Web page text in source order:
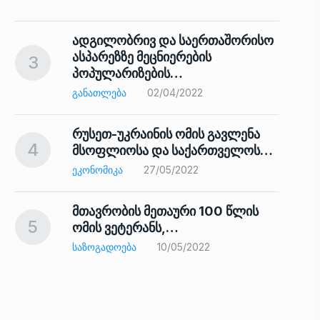
3
ადგილობრივ და საერთაშორისო
ასპარეზზე მეცნიერების
პოპულარიზების…
ᲒᲐᲜᲐᲗᲚᲔᲑᲐ 02/04/2022
4
რუსეთ-უკრაინის ომის გავლენა
მსოფლიოსა და საქართველოს…
ᲔᲙᲝᲜᲝᲛᲘᲙᲐ 27/05/2022
5
მთავრობის მეთაური 100 წლის
ომის ვეტერანს,…
ᲡᲐᲖᲝᲒᲐᲓᲝᲔᲑᲐ 10/05/2022